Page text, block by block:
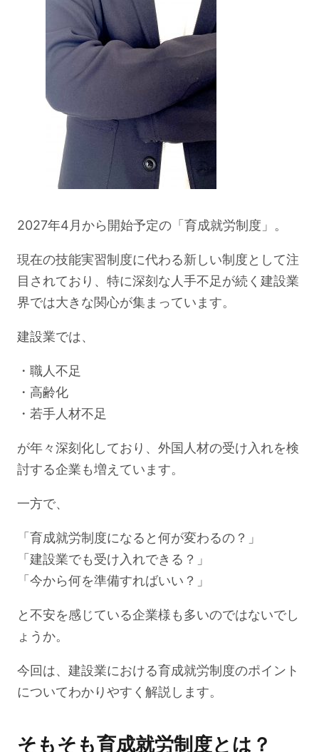
2027年4月から開始予定の「育成就労制度」。
現在の技能実習制度に代わる新しい制度として注
目されており、特に深刻な人手不足が続く建設業
界では大きな関心が集まっています。
建設業では、
・職人不足
・高齢化
・若手人材不足
が年々深刻化しており、外国人材の受け入れを検
討する企業も増えています。
一方で、
「育成就労制度になると何が変わるの？」
「建設業でも受け入れできる？」
「今から何を準備すればいい？」
と不安を感じている企業様も多いのではないでし
ょうか。
今回は、建設業における育成就労制度のポイント
についてわかりやすく解説します。
そもそも育成就労制度とは？